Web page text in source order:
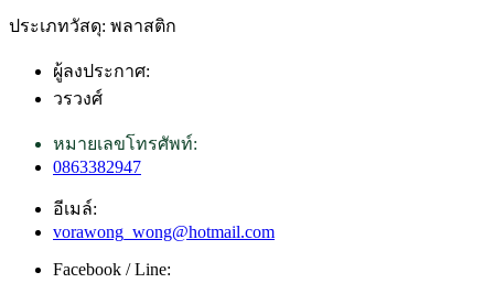
ประเภทวัสดุ: พลาสติก
ผู้ลงประกาศ:
วรวงศ์
หมายเลขโทรศัพท์:
0863382947
อีเมล์:
vorawong_wong@hotmail.com
Facebook / Line: